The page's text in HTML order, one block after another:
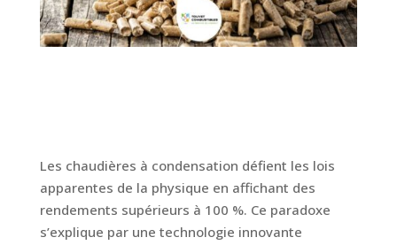
Les chaudières à condensation défient les lois
apparentes de la physique en affichant des
rendements supérieurs à 100 %. Ce paradoxe
s’explique par une technologie innovante